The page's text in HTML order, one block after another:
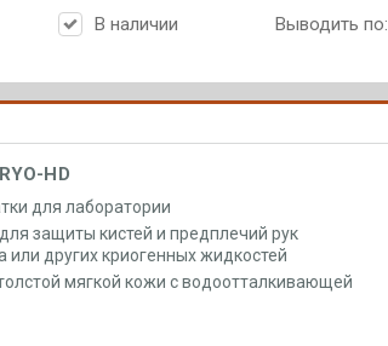
В наличии Выводить по:
HD
для лаборатории
защиты кистей и предплечий рук
или других криогенных жидкостей
мягкой кожи с водоотталкивающей